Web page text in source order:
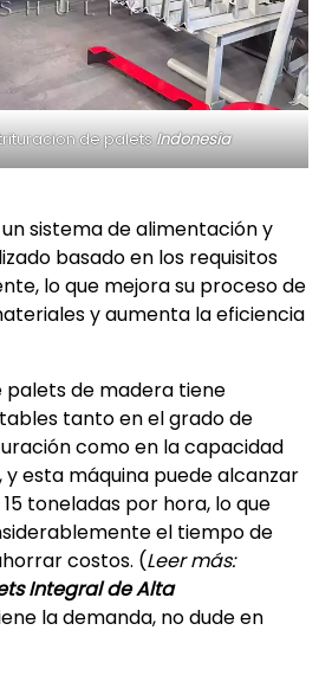
de paletsIndonesia
sistema de alimentación y
basado en los requisitos
lo que mejora su proceso de
y aumenta la eficiencia
palets de madera tiene
tanto en el grado de
como en la capacidad
esta máquina puede alcanzar
toneladas por hora, lo que
el tiempo de
costos. (Leer más:
Integral de Alta
la demanda, no dude en